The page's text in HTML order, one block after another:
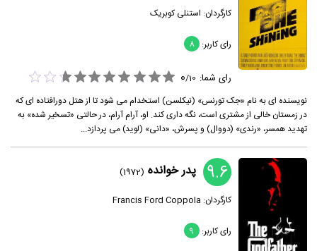
کارگردان: استنلی کوبریک
رای کاربر: 8
رای شما: 0/10
نویسنده ای به نام «جک تورنس» (نیکلسن) استخدام می شود تا از هتل دورافتاده ای که
در زمستان خالی از مشتری است، نگه داری کند. او، آرام آرام، در حالتی «تسخیر شده» به
تهدید همسر، «رندی» (دووال) و پسرش، «دانی» (لوید) می پردازد...
9.6 پدر خوانده (1972)
کارگردان: Francis Ford Coppola
رای کاربر: 9